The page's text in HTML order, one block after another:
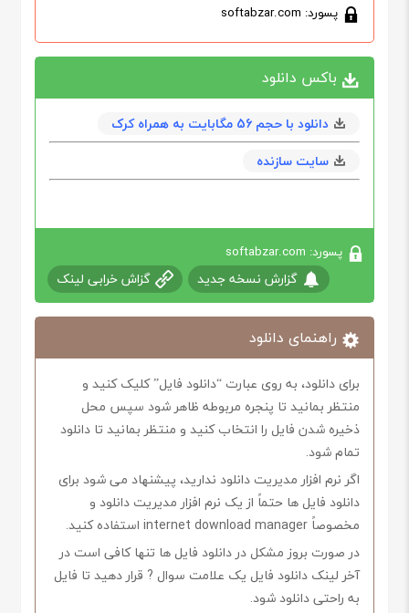
پسورد: softabzar.com
باکس دانلود
دانلود با حجم 56 مگابايت به همراه کرک
سایت سازنده
پسورد: softabzar.com
گزارش نسخه جدید گزاش خرابی لینک
راهنمای دانلود
برای دانلود، به روی عبارت “دانلود فایل” کلیک کنید و
منتظر بمانید تا پنجره مربوطه ظاهر شود سپس محل
ذخیره شدن فایل را انتخاب کنید و منتظر بمانید تا دانلود
تمام شود.
اگر نرم افزار مدیریت دانلود ندارید، پیشنهاد می شود برای
دانلود فایل ها حتماً از یک نرم افزار مدیریت دانلود و
مخصوصاً internet download manager استفاده کنید.
در صورت بروز مشکل در دانلود فایل ها تنها کافی است در
آخر لینک دانلود فایل یک علامت سوال ? قرار دهید تا فایل
به راحتی دانلود شود.